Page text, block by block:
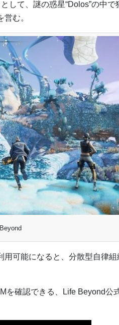
して、謎の惑星“Dolos”の中で
む。
可能になると、分散型自律組
を確認できる、Life Beyond公